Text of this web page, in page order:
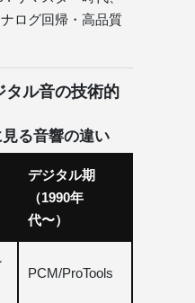
ログ回帰・高品質
タル音の技術的
る音響の違い
デジタル期
（1990年
代〜）
PCM/ProTools